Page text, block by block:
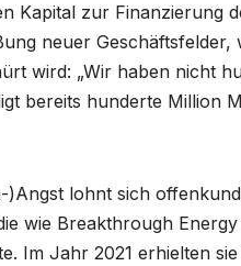
Kapital zur
neuer
wird: „Wir haben nicht
bereits hunderte Million
)Angst lohnt sich
wie Breakthrough
Im Jahr 2021 erhielten